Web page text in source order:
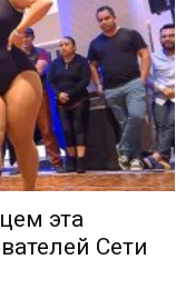
эта
Сети